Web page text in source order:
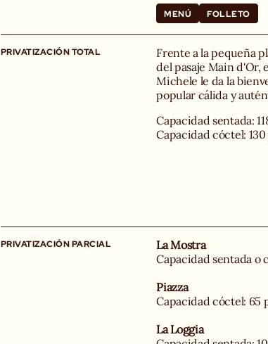
MENÚ FOLLETO
PRIVATIZACIÓN TOTAL
Frente a la pequeña
del pasaje Main d'Or,
Michele le da la
popular cálida y
Capacidad sentada:
Capacidad cóctel: 130
PRIVATIZACIÓN PARCIAL
La Mostra
Capacidad sentada o
Piazza
Capacidad cóctel: 65
La Loggia